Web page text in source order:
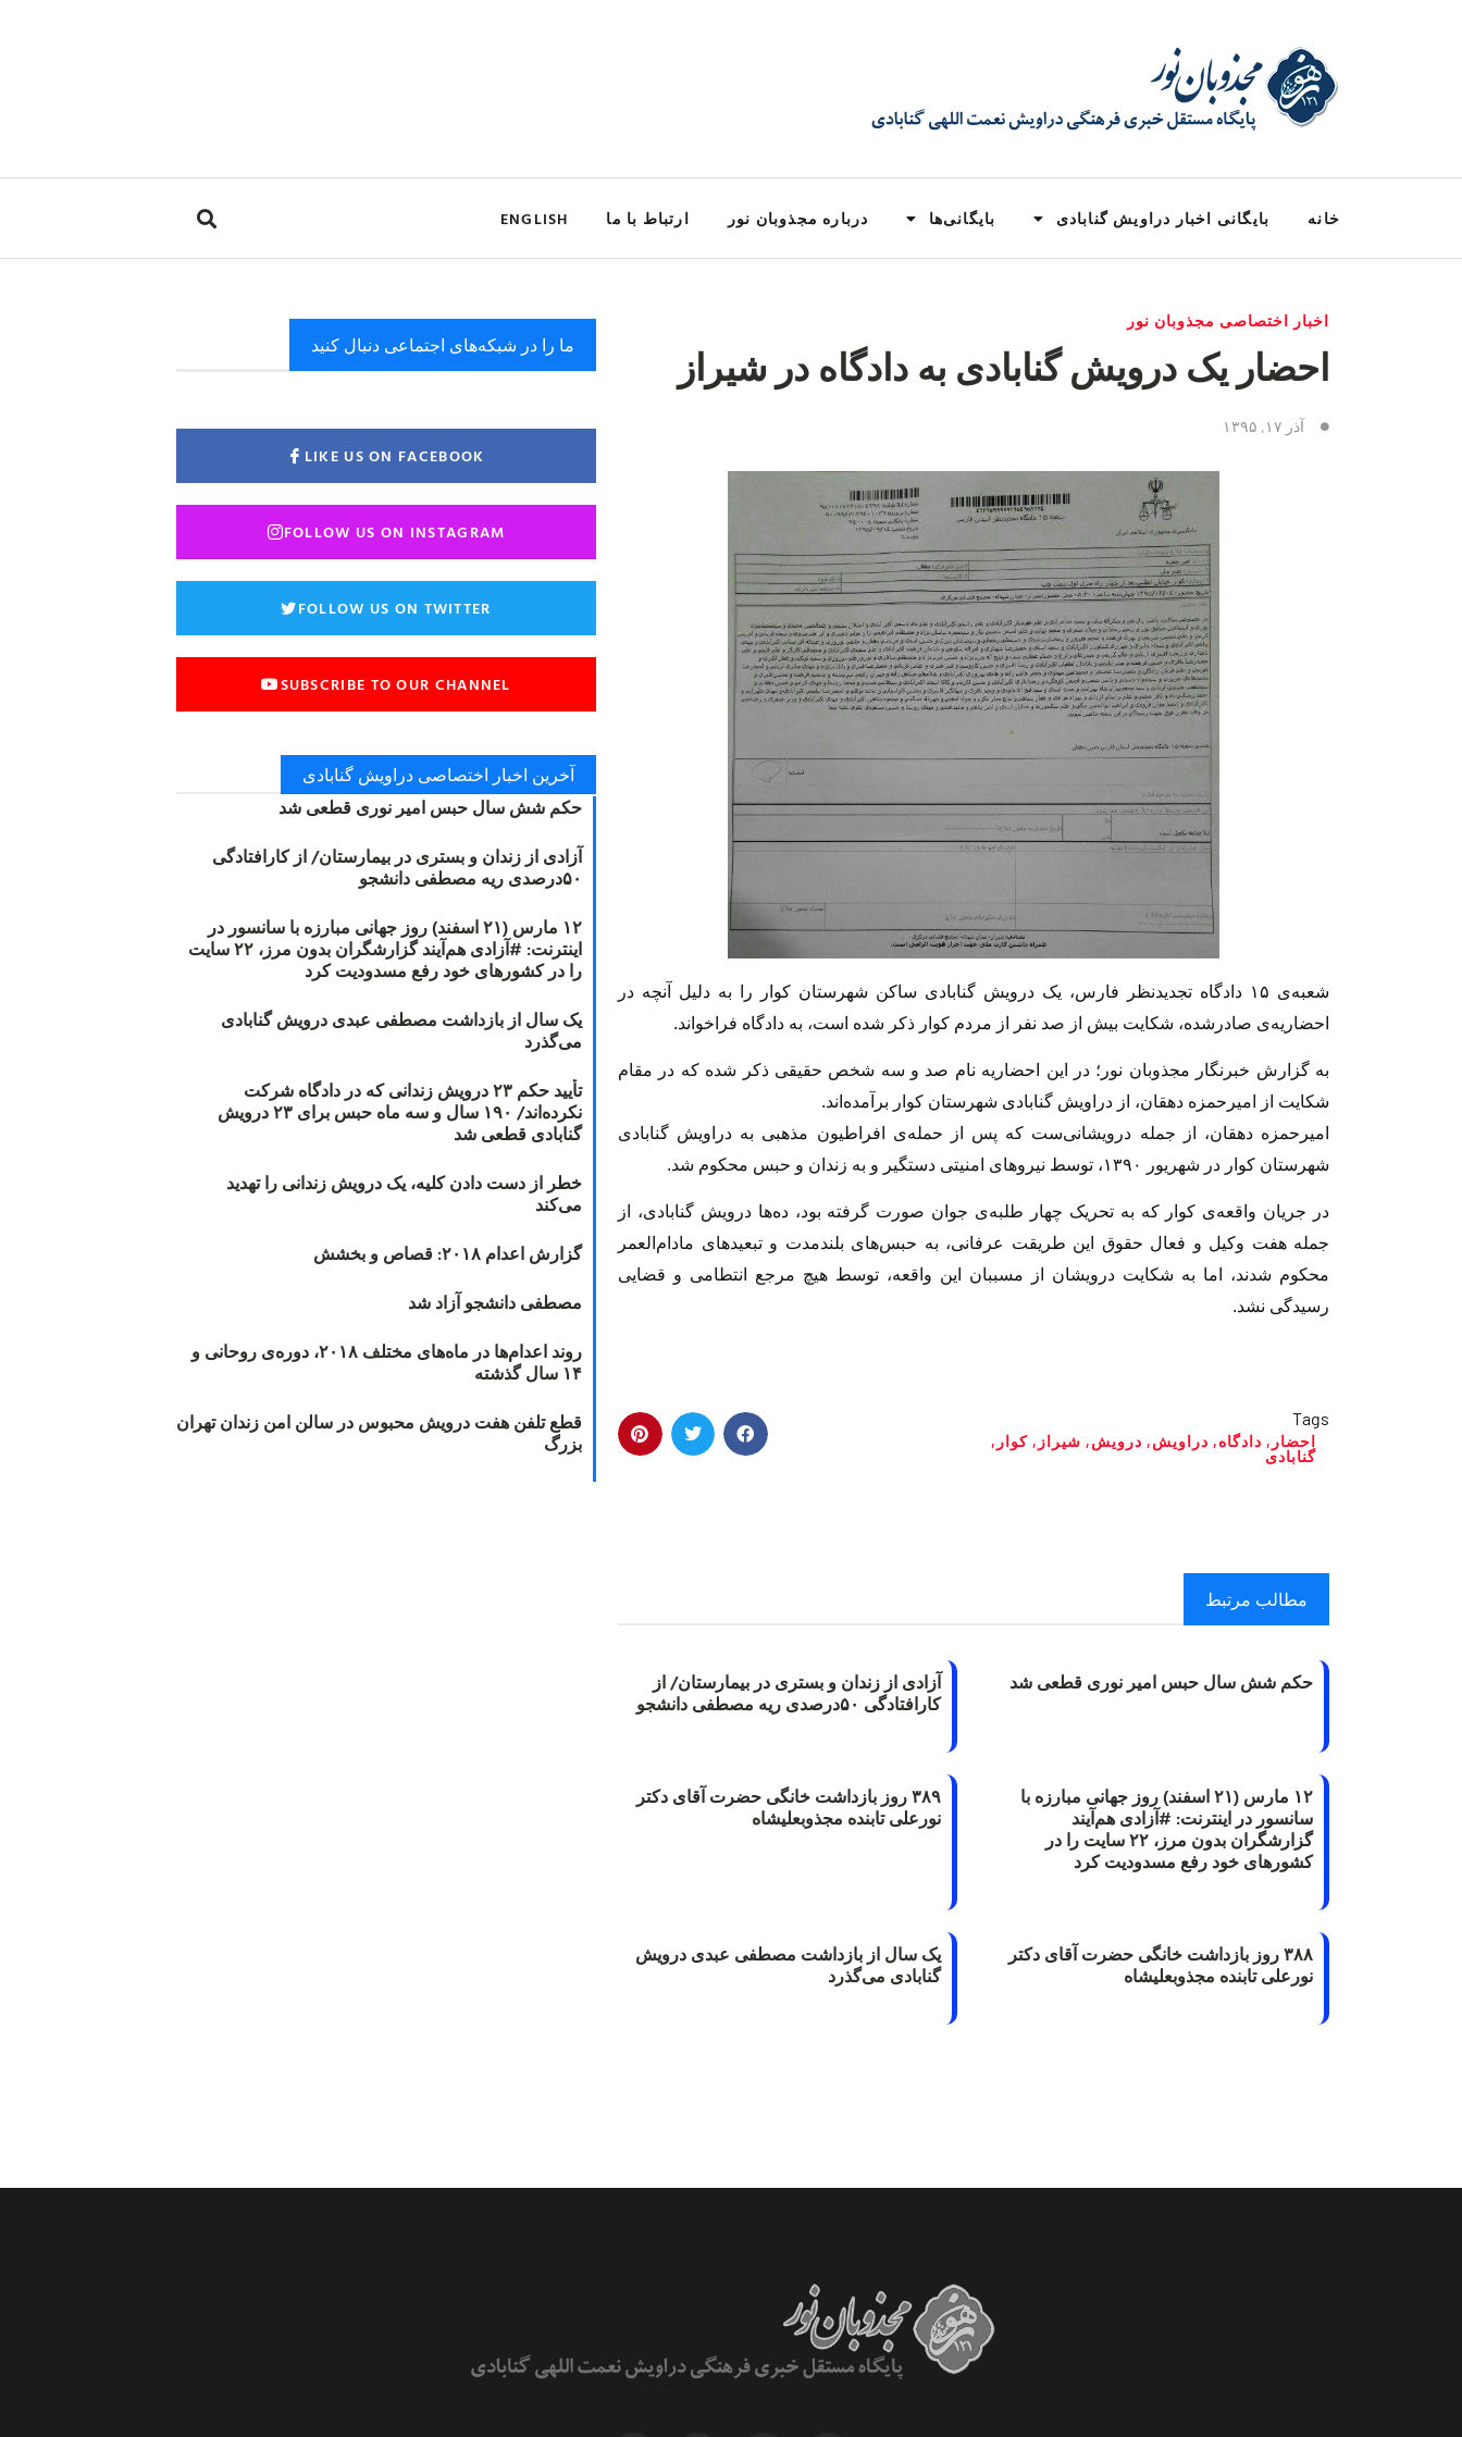
خانه بایگانی اخبار دراویش گنابادی بایگانی‌ها درباره مجذوبان نور ارتباط با ما ENGLISH
اخبار اختصاصی مجذوبان نور
احضار یک درویش گنابادی به دادگاه در شیراز
آذر ۱۷, ۱۳۹۵
شعبه‌ی ١۵ دادگاه تجديدنظر فارس، يک درويش گنابادى ساكن شهرستان كوار را به دليل آنچه در
احضاريه‌ی صادرشده، شكايت بيش از صد نفر از مردم كوار ذكر شده است، به دادگاه فراخواند.
به گزارش خبرنگار مجذوبان نور؛ در اين احضاريه نام صد و سه شخص حقيقى ذكر شده كه در مقام
شكايت از اميرحمزه دهقان، از دراويش گنابادى شهرستان كوار برآمده‌اند.
اميرحمزه دهقان، از جمله درويشانى‌ست كه پس از حمله‌ی افراطيون مذهبى به دراويش گنابادى
شهرستان كوار در شهريور ١٣٩٠، توسط نيروهاى امنيتى دستگير و به زندان و حبس محكوم شد.
در جريان واقعه‌ی كوار كه به تحريک چهار طلبه‌ی جوان صورت گرفته بود، ده‌ها درويش گنابادى، از
جمله هفت وكيل و فعال حقوق اين طريقت عرفانى، به حبس‌هاى بلندمدت و تبعيدهاى مادام‌العمر
محكوم شدند، اما به شكايت درويشان از مسببان اين واقعه، توسط هيچ مرجع انتطامى و قضايی
رسيدگى نشد.
Tags
احضار , دادگاه, دراویش, درویش, شیراز , کوار ,
گنابادی
مطالب مرتبط
حکم شش سال حبس امیر نوری قطعی شد
آزادی از زندان و بستری در بیمارستان/ از
کارافتادگی ۵۰درصدی ریه مصطفی دانشجو
۱۲ مارس (۲۱ اسفند) روز جهانی مبارزه با
سانسور در اینترنت: #آزادی هم‌آیند
گزارشگران‌ بدون مرز، ۲۲ سایت را در
کشورهای خود رفع مسدودیت کرد
۳۸۹ روز بازداشت خانگی حضرت آقای دکتر
نورعلی تابنده مجذوبعلیشاه
۳۸۸ روز بازداشت خانگی حضرت آقای دکتر
نورعلی تابنده مجذوبعلیشاه
یک سال از بازداشت مصطفی عبدی درویش
گنابادی می‌گذرد
ما را در شبکه‌های اجتماعی دنبال کنید
LIKE US ON FACEBOOK
FOLLOW US ON INSTAGRAM
FOLLOW US ON TWITTER
SUBSCRIBE TO OUR CHANNEL
آخرین اخبار اختصاصی دراویش گنابادی
حکم شش سال حبس امیر نوری قطعی شد
آزادی از زندان و بستری در بیمارستان/ از کارافتادگی
۵۰درصدی ریه مصطفی دانشجو
۱۲ مارس (۲۱ اسفند) روز جهانی مبارزه با سانسور در
اینترنت: #آزادی هم‌آیند گزارشگران‌ بدون مرز، ۲۲ سایت
را در کشورهای خود رفع مسدودیت کرد
یک سال از بازداشت مصطفی عبدی درویش گنابادی
می‌گذرد
تأیید حکم ۲۳ درویش زندانی که در دادگاه شرکت
نکرده‌اند/ ۱۹۰ سال و سه ماه حبس برای ۲۳ درویش
گنابادی قطعی شد
خطر از دست دادن کلیه، یک درویش زندانی را تهدید
می‌کند
گزارش اعدام ۲۰۱۸: قصاص و بخشش
مصطفی دانشجو آزاد شد
روند اعدام‌ها در ماه‌های مختلف ۲۰۱۸، دوره‌ی روحانی و
۱۴ سال گذشته
قطع تلفن هفت درویش محبوس در سالن امن زندان تهران
بزرگ